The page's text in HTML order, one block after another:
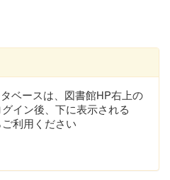
ベースは、図書館HP右上の
イン後、下に表示される
利用ください